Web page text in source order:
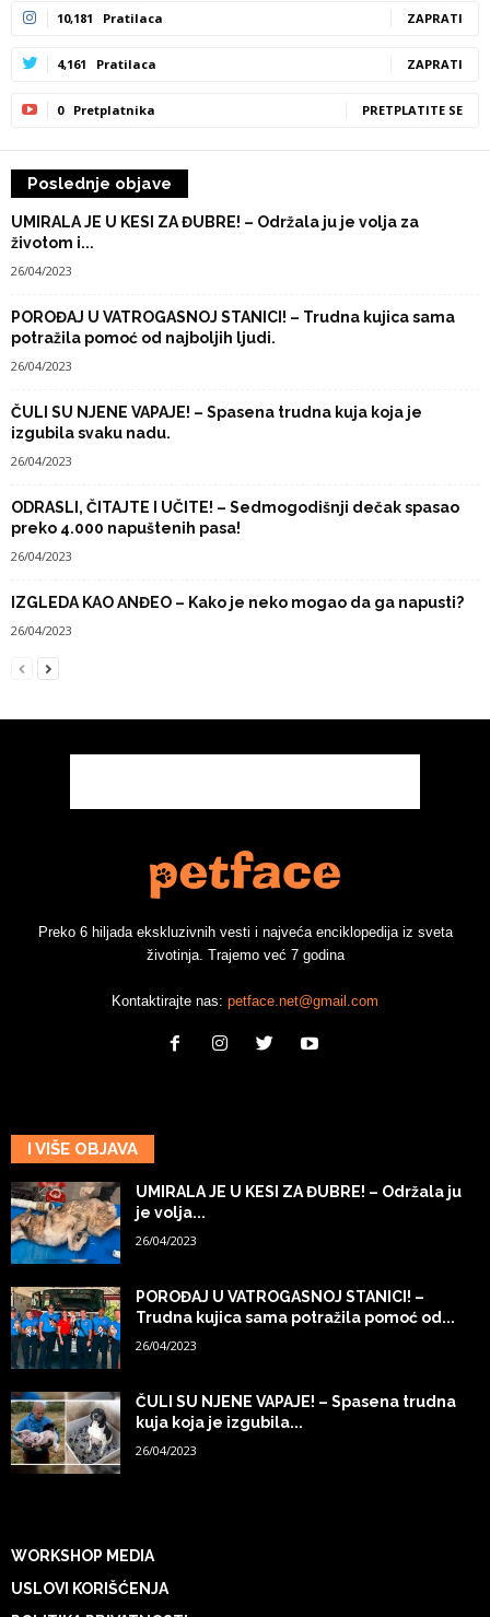
10,181 Pratilaca ZAPRATI
4,161 Pratilaca ZAPRATI
0 Pretplatnika PRETPLATITE SE
Poslednje objave
UMIRALA JE U KESI ZA ĐUBRE! – Održala ju je volja za
životom i...
26/04/2023
POROĐAJ U VATROGASNOJ STANICI! – Trudna kujica sama
potražila pomoć od najboljih ljudi.
26/04/2023
ČULI SU NJENE VAPAJE! – Spasena trudna kuja koja je
izgubila svaku nadu.
26/04/2023
ODRASLI, ČITAJTE I UČITE! – Sedmogodišnji dečak spasao
preko 4.000 napuštenih pasa!
26/04/2023
IZGLEDA KAO ANĐEO – Kako je neko mogao da ga napusti?
26/04/2023
Preko 6 hiljada ekskluzivnih vesti i najveća enciklopedija iz sveta
životinja. Trajemo već 7 godina
Kontaktirajte nas: petface.net@gmail.com
I VIŠE OBJAVA
UMIRALA JE U KESI ZA ĐUBRE! – Održala ju
je volja...
26/04/2023
POROĐAJ U VATROGASNOJ STANICI! –
Trudna kujica sama potražila pomoć od...
26/04/2023
ČULI SU NJENE VAPAJE! – Spasena trudna
kuja koja je izgubila...
26/04/2023
WORKSHOP MEDIA
USLOVI KORIŠĆENJA